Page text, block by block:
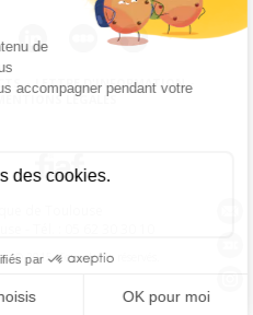
· LETTRE D'INFORMATION ·
MENTIONS LÉGALES
de Toulouse
© 2015. Tous droits réservés.